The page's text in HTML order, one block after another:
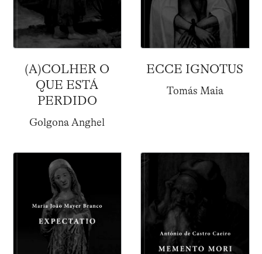
(A)COLHER O
QUE ESTÁ
PERDIDO
Golgona Anghel
ECCE IGNOTUS
Tomás Maia